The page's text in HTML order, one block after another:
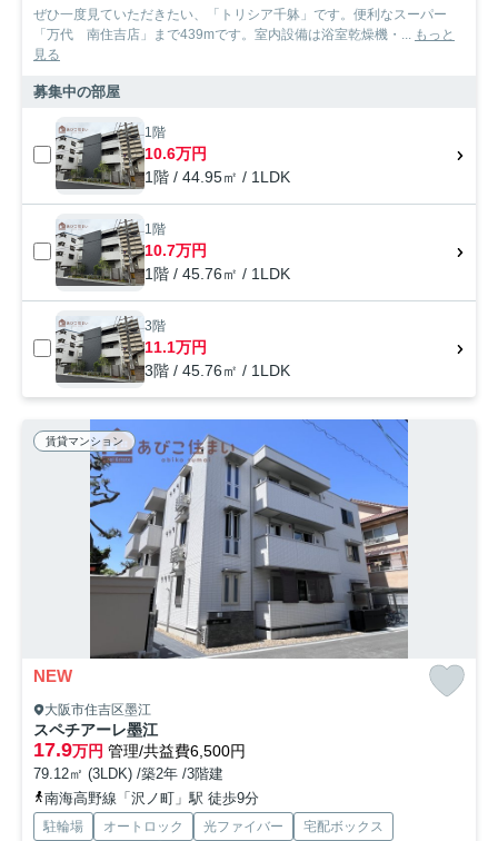
ぜひ一度見ていただきたい、「トリシア千躰」です。便利なスーパー
「万代 南住吉店」まで439mです。室内設備は浴室乾燥機・...
もっと
見る
募集中の部屋
1階
10.6万円
1階 / 44.95㎡ / 1LDK
1階
10.7万円
1階 / 45.76㎡ / 1LDK
3階
11.1万円
3階 / 45.76㎡ / 1LDK
賃貸マンション
NEW
大阪市住吉区墨江
スペチアーレ墨江
17.9万円 管理/共益費6,500円
79.12㎡ (3LDK) /築2年 /3階建
南海高野線「沢ノ町」駅 徒歩9分
駐輪場 オートロック 光ファイバー
宅配ボックス